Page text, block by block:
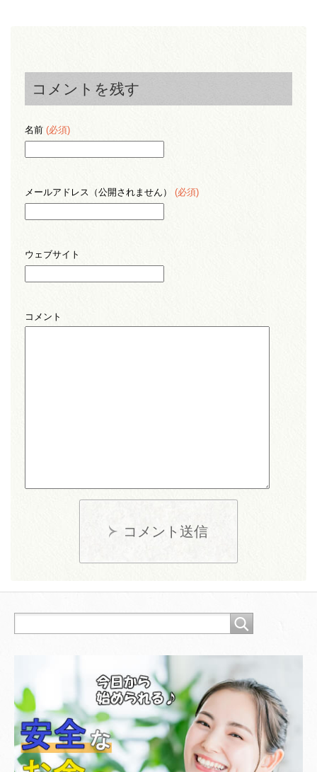
コメントを残す
名前 (必須)
メールアドレス（公開されません） (必須)
ウェブサイト
コメント
コメント送信